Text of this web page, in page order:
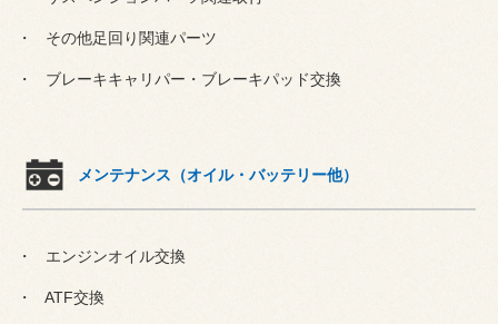
その他足回り関連パーツ
ブレーキキャリパー・ブレーキパッド交換
メンテナンス（オイル・バッテリー他）
エンジンオイル交換
ATF交換